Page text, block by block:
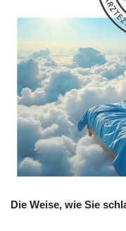
Die Weise, wie Sie